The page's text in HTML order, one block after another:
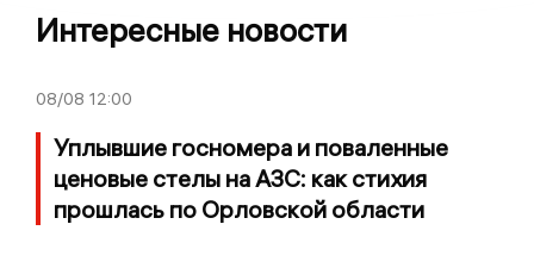
Интересные новости
08/08 12:00
Уплывшие госномера и поваленные
ценовые стелы на АЗС: как стихия
прошлась по Орловской области